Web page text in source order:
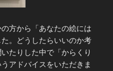
方から「あなたの絵には
。どうしたらいいのか考
たりした中で「からくり
アドバイスをいただきま